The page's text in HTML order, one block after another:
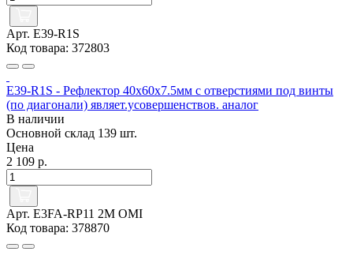
Арт. E39-R1S
Код товара: 372803
E39-R1S - Рефлектор 40x60x7.5мм с отверстиями под винты
(по диагонали) являет.усовершенствов. аналог
В наличии
Основной склад 139 шт.
Цена
2 109 р.
Арт. E3FA-RP11 2M OMI
Код товара: 378870